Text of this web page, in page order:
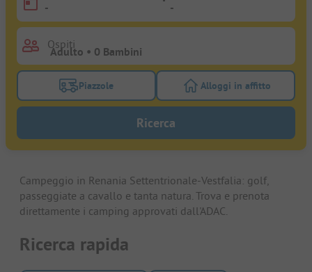
- -
Ospiti
Attivare il filtro piazzole per cercare piazzole
Piazzole Attivare il filtro
Alloggi in affitto
Ricerca
Campeggio in Renania Settentrionale-Vestfalia: golf,
passeggiate a cavallo e tanta natura. Trova e prenota
direttamente i camping approvati dall'ADAC.
Ricerca rapida